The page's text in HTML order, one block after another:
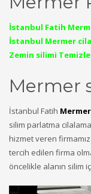
İstanbul Fatih
İstanbul Mermer
Zemin silimi
Mermer
İstanbul Fatih
silim parlatma
hizmet veren
tercih edilen firma
öncelikle alanın silim